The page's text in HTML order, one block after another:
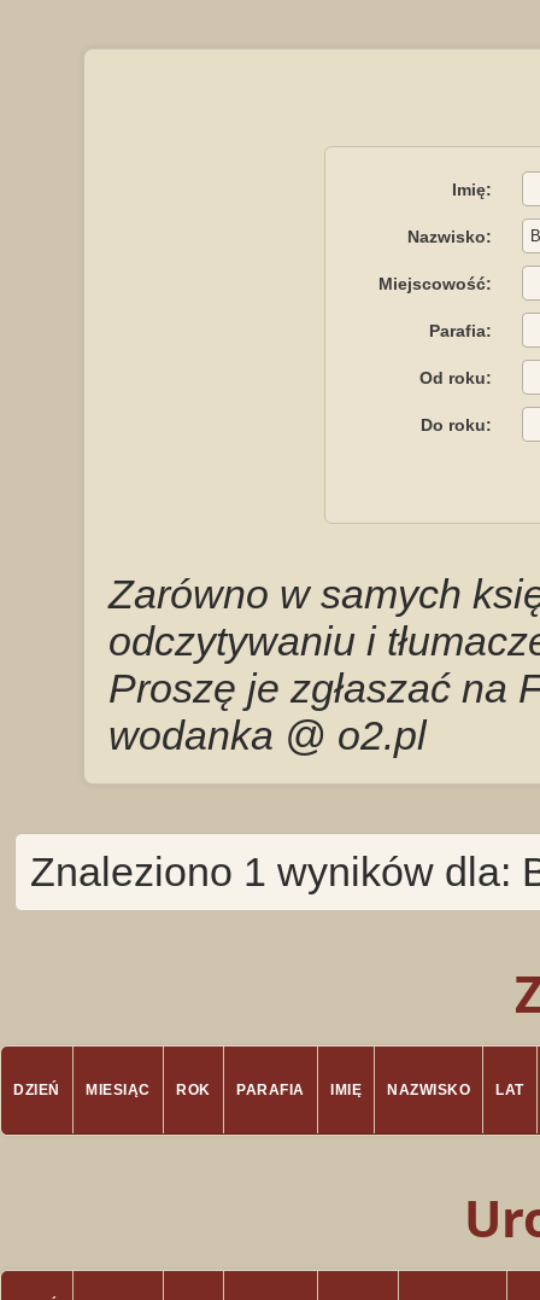
Imię:
Nazwisko:
Miejscowość:
Parafia:
Od roku:
Do roku:
Zarówno w samych
odczytywaniu i
Proszę je zgłaszać na
wodanka @ o2.pl
Znaleziono 1 wyników dla:
DZIEŃ MIESIĄC ROK PARAFIA IMIĘ NAZWISKO LAT